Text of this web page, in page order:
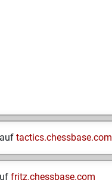
tactics.chessbase.com
fritz.chessbase.com